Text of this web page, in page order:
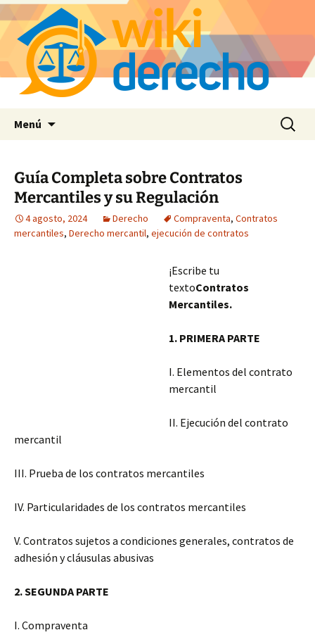
Menú Buscar:
Guía Completa sobre Contratos
Mercantiles y su Regulación
4 agosto, 2024 Derecho Compraventa, Contratos
mercantiles, Derecho mercantil, ejecución de contratos
¡Escribe tu
textoContratos
Mercantiles.
1. PRIMERA PARTE
I. Elementos del contrato
mercantil
II. Ejecución del contrato
mercantil
III. Prueba de los contratos mercantiles
IV. Particularidades de los contratos mercantiles
V. Contratos sujetos a condiciones generales, contratos de
adhesión y cláusulas abusivas
2. SEGUNDA PARTE
I. Compraventa